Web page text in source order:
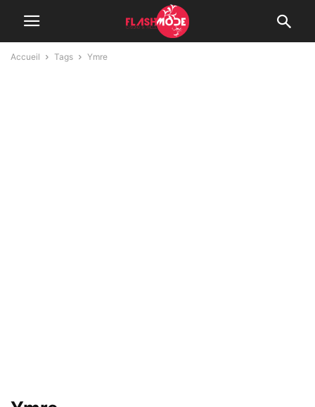
Accueil Tags Ymre